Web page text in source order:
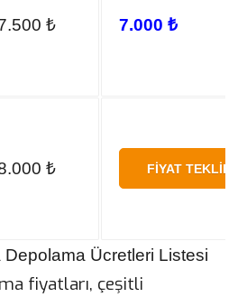
₺ 7.000 ₺
₺ FIYAT TEKLIFI
Ücretleri Listesi
fiyatları, çeşitli